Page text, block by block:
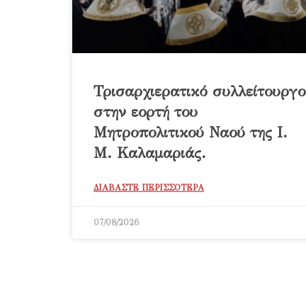
Τρισαρχιερατικό συλλείτουργο
στην εορτή του
Μητροπολιτικού Ναού της Ι.
Μ. Καλαμαριάς.
ΔΙΑΒΑΣΤΕ ΠΕΡΙΣΣΟΤΕΡΑ
07/08/2026